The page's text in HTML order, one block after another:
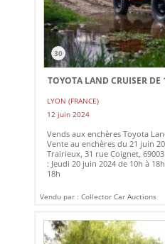
30
TOYOTA LAND CRUISER DE
LYON (FRANCE)
12 juin 2024
Vends aux enchères Toyota
Vente au enchères du 21 juin
Trairieux, 31 rue Coignet,
: Jeudi 20 juin 2024 de 10h à
18h
Vendu par : Collector Car Auctions